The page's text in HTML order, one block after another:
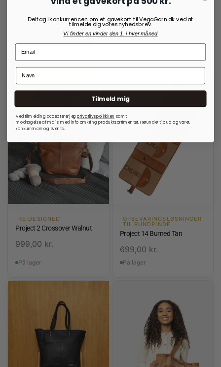
Vi anbefaler også:
RE:DESIGNED
Project 2 Crossover Walnut
999,00 kr.
På lager
OPBEVARINGSLØSNINGER
TIL RUNDPINDE
Project 14 Burned Tan
699,00 kr.
På lager
Deltag i konkurrencen om et gavekort til VegaGarn.dk ved at
tilmelde dig vores nyhedsbrev.
Vi finder en vinder den 1. i hver måned
Tilmeld mig
Ved tilmelding accepterer jegprivatlivspolitkken samt
modtagelse af mails med info omkring produktsortimentet. Herunder tilbud og varer,
konkurrencer og events.